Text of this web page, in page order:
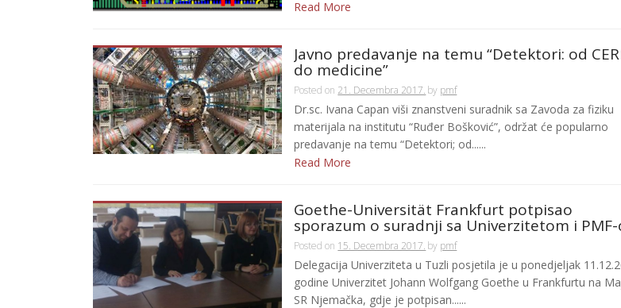
Read More
Javno predavanje na temu “Detektori: od
do medicine”
Posted on 21. Decembra 2017. by pmf
Dr.sc. Ivana Capan viši znanstveni suradnik sa Zavoda za fiziku
materijala na institutu “Ruđer Bošković”, održat će popularno
predavanje na temu “Detektori; od......
Read More
Goethe-Universität Frankfurt potpisao
sporazum o suradnji sa Univerzitetom i
Posted on 15. Decembra 2017. by pmf
Delegacija Univerziteta u Tuzli posjetila je u ponedjeljak
godine Univerzitet Johann Wolfgang Goethe u Frankfurtu na
SR Njemačka, gdje je potpisan......